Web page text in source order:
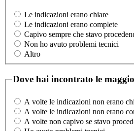
Le indicazioni erano chiare
Le indicazioni erano complete
Capivo sempre che stavo
Non ho avuto problemi tecnici
Altro
Dove hai incontrato le
A volte le indicazioni non erano
A volte le indicazioni non erano
A volte non capivo se stavo